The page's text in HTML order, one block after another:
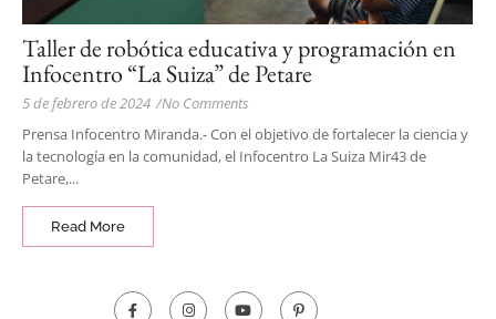
Taller de robótica educativa y programación en
Infocentro “La Suiza” de Petare
5 de febrero de 2024 /No Comments
Prensa Infocentro Miranda.- Con el objetivo de fortalecer la ciencia y
la tecnología en la comunidad, el Infocentro La Suiza Mir43 de
Petare,...
Read More